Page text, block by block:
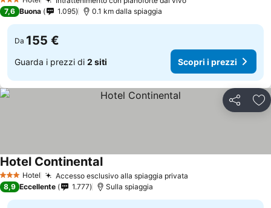
3 Stelle
7,6 Buona 1.095 0.1 km dalla spiaggia
Da 155 €
Guarda i prezzi di 2 siti Scopri i prezzi
Condividi
3 StelleHotel Accesso esclusivo alla spiaggia privata
Hotel Continental
8,9 Eccellente 1.777 Sulla spiaggia